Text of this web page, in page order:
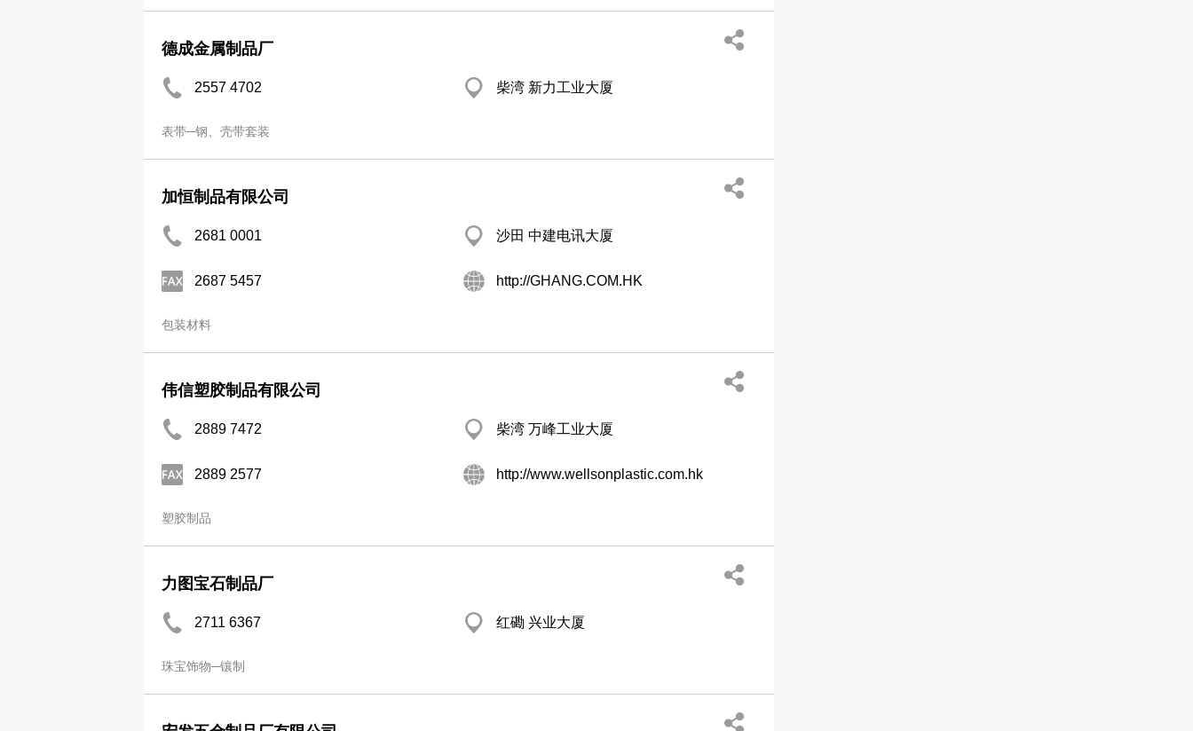
德成金属制品厂
2557 4702 柴湾 新力工业大厦
表带─钢、壳带套装
加恒制品有限公司
2681 0001 沙田 中建电讯大厦
2687 5457 http://GHANG.COM.HK
包装材料
伟信塑胶制品有限公司
2889 7472 柴湾 万峰工业大厦
2889 2577 http://www.wellsonplastic.com.hk
塑胶制品
力图宝石制品厂
2711 6367 红磡 兴业大厦
珠宝饰物─镶制